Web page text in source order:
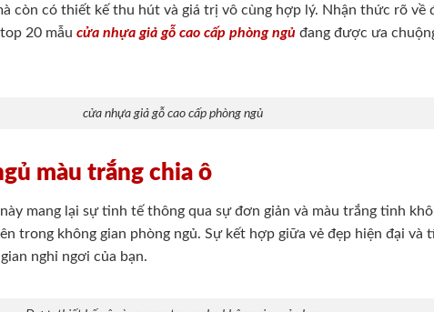
còn có thiết kế thu hút và giá trị vô cùng hợp lý. Nhận thức rõ về
top 20 mẫucửa nhựa giả gỗ cao cấp phòng ngủ đang được ưa
cửa nhựa giả gỗ cao cấp phòng ngủ
màu trắng chia ô
mang lại sự tinh tế thông qua sự đơn giản và màu trắng tinh
trong không gian phòng ngủ. Sự kết hợp giữa vẻ đẹp hiện đại và
nghỉ ngơi của bạn.